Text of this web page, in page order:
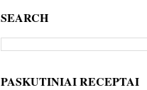
SEARCH
PASKUTINIAI RECEPTAI